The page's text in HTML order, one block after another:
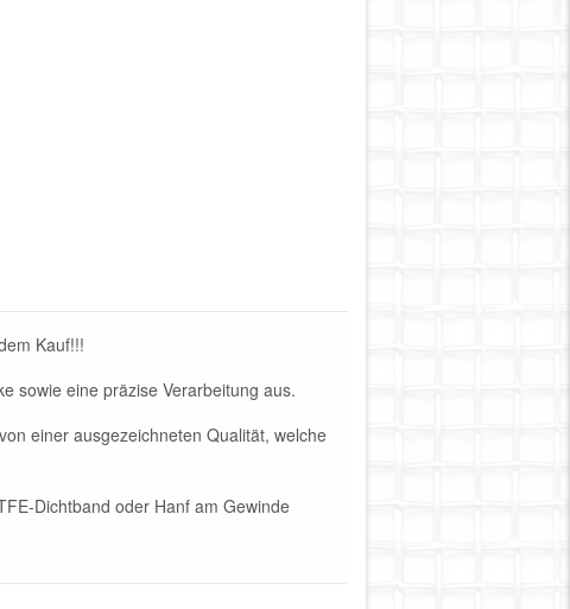
Kauf!!!
sowie eine präzise Verarbeitung aus.
einer ausgezeichneten Qualität, welche
Dichtband oder Hanf am Gewinde